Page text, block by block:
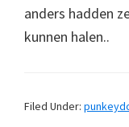
anders hadden
kunnen halen..
Filed Under: